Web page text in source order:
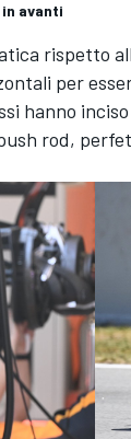
avanti
rispetto
per
hanno
rod,